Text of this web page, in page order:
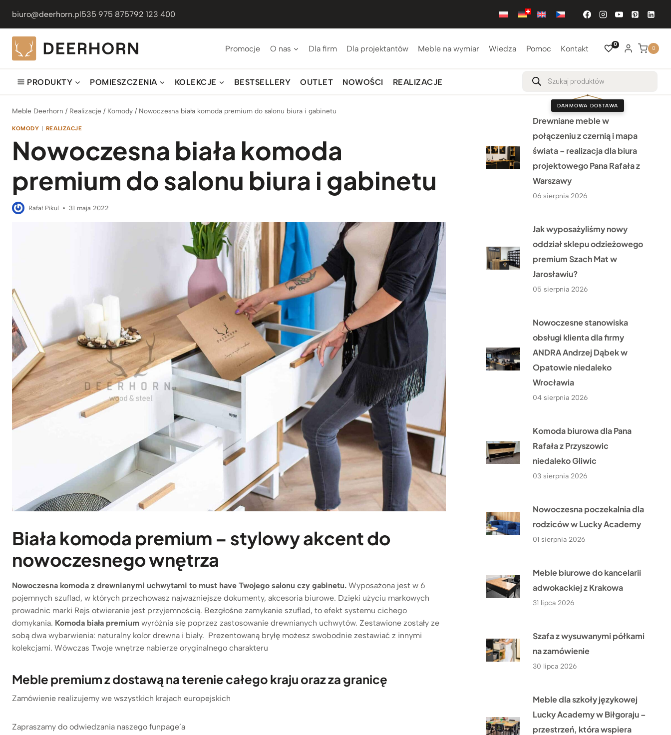
treści
biuro@deerhorn.pl535 975 875792 123 400
Promocje O nas Dla firm Dla projektantów Meble na wymiar Wiedza Pomoc Kontakt 0
0
PRODUKTY POMIESZCZENIA KOLEKCJE BESTSELLERY OUTLET NOWOŚCI REALIZACJE
Wyszukiwarka
produktów
DARMOWA DOSTAWA
Meble Deerhorn / Realizacje / Komody / Nowoczesna biała komoda premium do salonu biura i gabinetu
KOMODY | REALIZACJE
Nowoczesna biała komoda
premium do salonu biura i gabinetu
Rafał Pikul 31 maja 2022
Biała komoda premium – stylowy akcent do
nowoczesnego wnętrza
Nowoczesna komoda z drewnianymi uchwytami to must have Twojego salonu czy gabinetu. Wyposażona jest w 6
pojemnych szuflad, w których przechowasz najważniejsze dokumenty, akcesoria biurowe. Dzięki użyciu markowych
prowadnic marki Rejs otwieranie jest przyjemnością. Bezgłośne zamykanie szuflad, to efekt systemu cichego
domykania. Komoda biała premium wyróżnia się poprzez zastosowanie drewnianych uchwytów. Zestawione zostały ze
sobą dwa wybarwienia: naturalny kolor drewna i biały. Prezentowaną bryłę możesz swobodnie zestawiać z innymi
kolekcjami. Wówczas Twoje wnętrze nabierze oryginalnego charakteru
Meble premium z dostawą na terenie całego kraju oraz za granicę
Zamówienie realizujemy we wszystkich krajach europejskich
Zapraszamy do odwiedzania naszego funpage’a
Drewniane meble w
połączeniu z czernią i mapa
świata – realizacja dla biura
projektowego Pana Rafała z
Warszawy
06 sierpnia 2026
Jak wyposażyliśmy nowy
oddział sklepu odzieżowego
premium Szach Mat w
Jarosławiu?
05 sierpnia 2026
Nowoczesne stanowiska
obsługi klienta dla firmy
ANDRA Andrzej Dąbek w
Opatowie niedaleko
Wrocławia
04 sierpnia 2026
Komoda biurowa dla Pana
Rafała z Przyszowic
niedaleko Gliwic
03 sierpnia 2026
Nowoczesna poczekalnia dla
rodziców w Lucky Academy
01 sierpnia 2026
Meble biurowe do kancelarii
adwokackiej z Krakowa
31 lipca 2026
Szafa z wysuwanymi półkami
na zamówienie
30 lipca 2026
Meble dla szkoły językowej
Lucky Academy w Biłgoraju –
przestrzeń, która wspiera